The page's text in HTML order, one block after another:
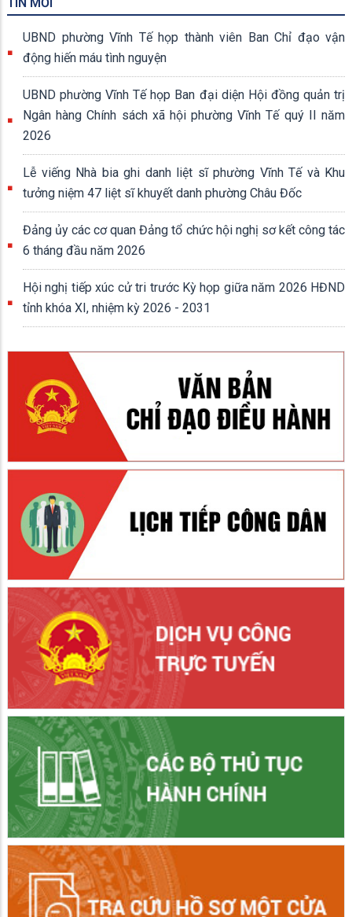
UBND phường Vĩnh Tế họp thành viên Ban Chỉ đạo vận
động hiến máu tình nguyện
UBND phường Vĩnh Tế họp Ban đại diện Hội đồng quản trị
Ngân hàng Chính sách xã hội phường Vĩnh Tế quý II năm
2026
Lễ viếng Nhà bia ghi danh liệt sĩ phường Vĩnh Tế và Khu
tưởng niệm 47 liệt sĩ khuyết danh phường Châu Đốc
Đảng ủy các cơ quan Đảng tổ chức hội nghị sơ kết công tác
6 tháng đầu năm 2026
Hội nghị tiếp xúc cử tri trước Kỳ họp giữa năm 2026 HĐND
tỉnh khóa XI, nhiệm kỳ 2026 - 2031